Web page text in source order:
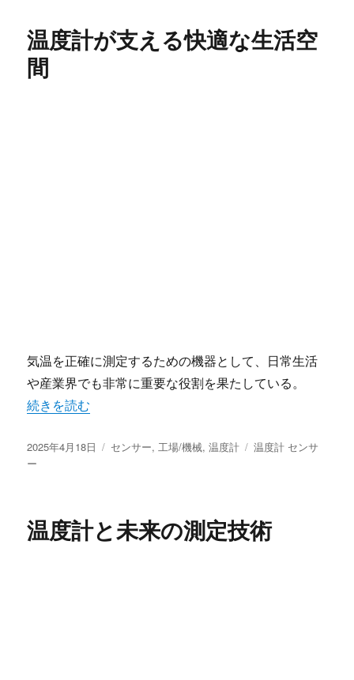
温度計が支える快適な生活空
間
気温を正確に測定するための機器として、日常生活
や産業界でも非常に重要な役割を果たしている。
“温度計が支える快適な生活空間” の
続きを読む
投
稿
2025年4月18日
カ
センサー, 工場/機械,温度計
タ
温度計 センサ
ー
温度計と未来の測定技術